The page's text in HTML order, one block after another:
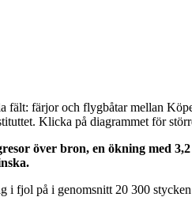
fält: färjor och flygbåtar mellan
Klicka på diagrammet för
över bron, en ökning med
fjol på i genomsnitt 20 300